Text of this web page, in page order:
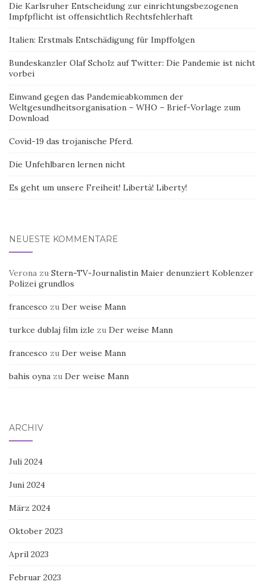
Die Karlsruher Entscheidung zur einrichtungsbezogenen
Impfpflicht ist offensichtlich Rechtsfehlerhaft
Italien: Erstmals Entschädigung für Impffolgen
Bundeskanzler Olaf Scholz auf Twitter: Die Pandemie ist nicht
vorbei
Einwand gegen das Pandemieabkommen der
Weltgesundheitsorganisation – WHO – Brief-Vorlage zum
Download
Covid-19 das trojanische Pferd.
Die Unfehlbaren lernen nicht
Es geht um unsere Freiheit! Libertà! Liberty!
NEUESTE KOMMENTARE
Verona zu Stern-TV-Journalistin Maier denunziert Koblenzer
Polizei grundlos
francesco zu Der weise Mann
turkce dublaj film izle zu Der weise Mann
francesco zu Der weise Mann
bahis oyna zu Der weise Mann
ARCHIV
Juli 2024
Juni 2024
März 2024
Oktober 2023
April 2023
Februar 2023